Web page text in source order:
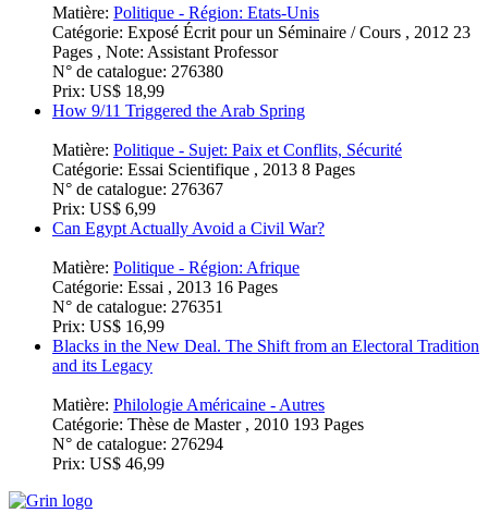
Bush to Obama
Matière:Politique - Région: Etats-Unis
Catégorie:Exposé Écrit pour un Séminaire / Cours , 2012 23
Pages , Note: Assistant Professor
Prix:US$ 18,99
How 9/11 Triggered the Arab Spring
Matière:Politique - Sujet: Paix et Conflits, Sécurité
Catégorie: Essai Scientifique , 2013 8 Pages
Prix:US$ 6,99
Can Egypt Actually Avoid a Civil War?
Matière:Politique - Région: Afrique
Catégorie:Essai , 2013 16 Pages
N° de catalogue:
Blacks in the New Deal. The Shift from an Electoral Tradition
and its Legacy
Catégorie: